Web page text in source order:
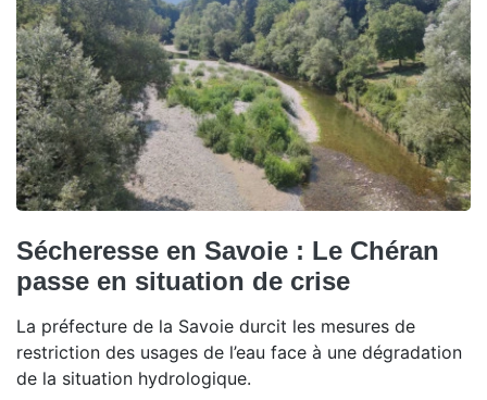
Sécheresse en Savoie : Le Chéran
passe en situation de crise
La préfecture de la Savoie durcit les mesures de
restriction des usages de l’eau face à une dégradation
de la situation hydrologique.